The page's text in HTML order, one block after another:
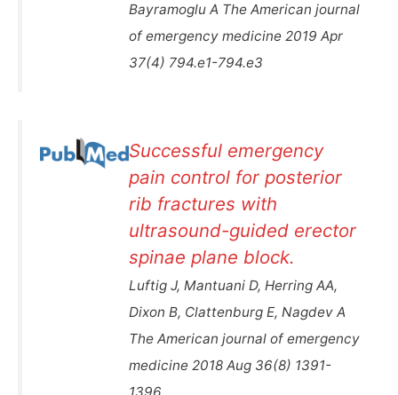
Bayramoglu A The American journal
of emergency medicine 2019 Apr
37(4) 794.e1-794.e3
Successful emergency
pain control for posterior
rib fractures with
ultrasound-guided erector
spinae plane block.
Luftig J, Mantuani D, Herring AA,
Dixon B, Clattenburg E, Nagdev A
The American journal of emergency
medicine 2018 Aug 36(8) 1391-